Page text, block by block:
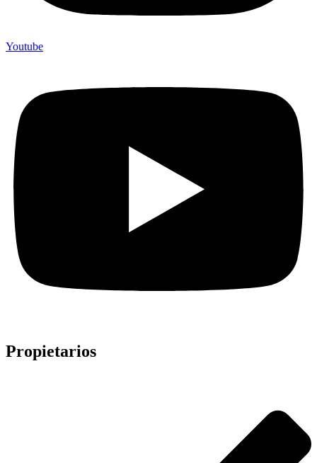
Youtube
Propietarios